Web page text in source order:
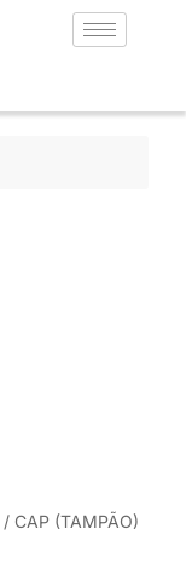
/ CAP (TAMPÃO)